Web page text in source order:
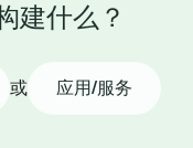
建什么？
或 应用/服务